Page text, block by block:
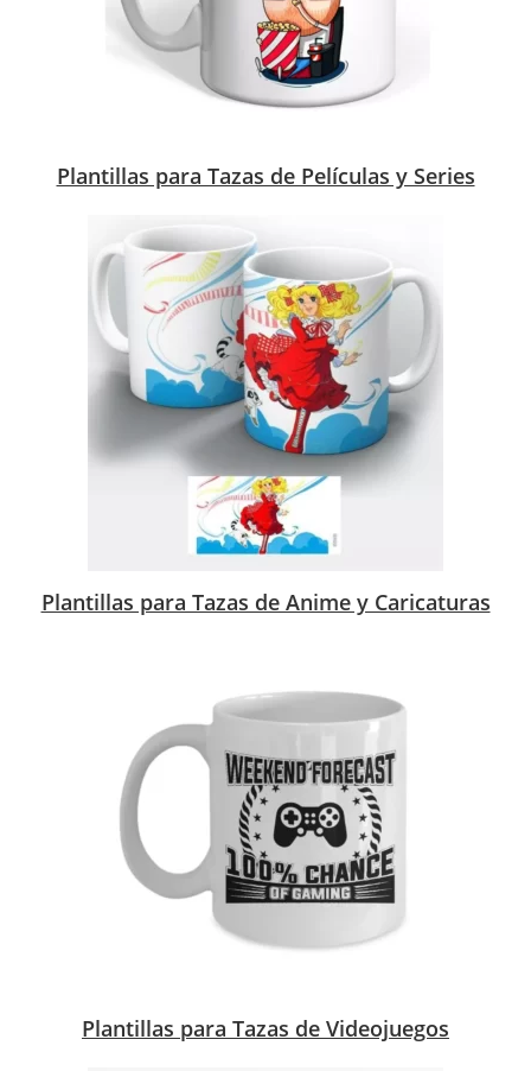
Plantillas para Tazas de Películas y Series
Plantillas para Tazas de Anime y Caricaturas
Plantillas para Tazas de Videojuegos